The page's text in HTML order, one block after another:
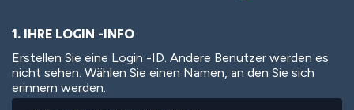
1. IHRE LOGIN -INFO
Erstellen Sie eine Login -ID. Andere Benutzer werden es
nicht sehen. Wählen Sie einen Namen, an den Sie sich
erinnern werden.